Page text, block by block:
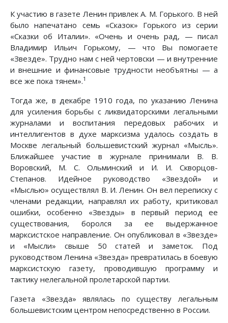
К участию в газете Ленин привлек А. М. Горького. В ней
было напечатано семь «Сказок» Горького из серии
«Сказки об Италии». «Очень и очень рад, — писал
Владимир Ильич Горькому, — что Вы помогаете
«Звезде». Трудно нам с ней чертовски — и внутренние
и внешние и финансовые трудности необъятны — а
все же пока тянем».1
Тогда же, в декабре 1910 года, по указанию Ленина
для усиления борьбы с ликвидаторскими легальными
журналами и воспитания передовых рабочих и
интеллигентов в духе марксизма удалось создать в
Москве легальный большевистский журнал «Мысль».
Ближайшее участие в журнале принимали В. В.
Воровский, М. С. Ольминский и И. И. Скворцов-
Степанов. Идейное руководство «Звездой» и
«Мыслью» осуществлял В. И. Ленин. Он вел переписку с
членами редакции, направлял их работу, критиковал
ошибки, особенно «Звезды» в первый период ее
существования, боролся за ее выдержанное
марксистское направление. Он опубликовал в «Звезде»
и «Мысли» свыше 50 статей и заметок. Под
руководством Ленина «Звезда» превратилась в боевую
марксистскую газету, проводившую программу и
тактику нелегальной пролетарской партии.
Газета «Звезда» являлась по существу легальным
большевистским центром непосредственно в России.